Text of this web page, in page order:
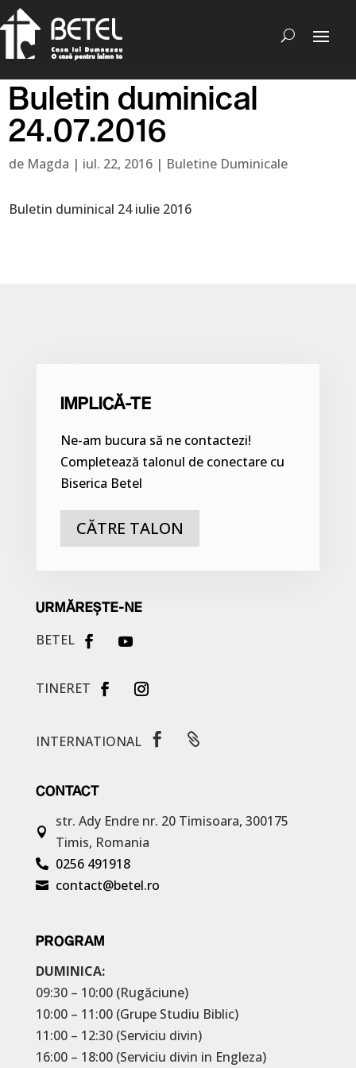
Buletin duminical
24.07.2016
de Magda | iul. 22, 2016 | Buletine Duminicale
Buletin duminical 24 iulie 2016
IMPLICĂ-TE
Ne-am bucura să ne contactezi!
Completează talonul de conectare cu
Biserica Betel
CĂTRE TALON
URMĂREȘTE-NE
BETEL
TINERET
INTERNATIONAL  
CONTACT

str. Ady Endre nr. 20 Timisoara, 300175
Timis, Romania
 0256 491918
 contact@betel.ro
PROGRAM
DUMINICA:
09:30 – 10:00 (Rugăciune)
10:00 – 11:00 (Grupe Studiu Biblic)
11:00 – 12:30 (Serviciu divin)
16:00 – 18:00 (Serviciu divin in Engleza)